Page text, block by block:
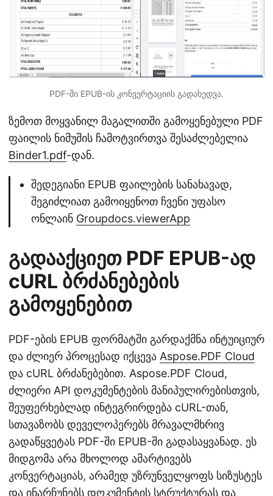
PDF-ში EPUB-ის კონვერტაციის გადახედვა.
ზემოთ მოყვანილ მაგალითში გამოყენებული PDF
ფაილის ნიმუშის ჩამოტვირთვა შესაძლებელია
Binder1.pdf-დან.
შედეგიანი EPUB ფაილების სანახავად,
შეგიძლიათ გამოიყენოთ ჩვენი უფასო
ონლაინ Groupdocs.viewerApp
გადააქციეთ PDF EPUB-ად
cURL ბრძანებების
გამოყენებით
PDF-ების EPUB ფორმატში გარდაქმნა ინტუიციურ
და ძლიერ პროცესად იქცევა Aspose.PDF Cloud
და cURL ბრძანებებით. Aspose.PDF Cloud,
ძლიერი API დოკუმენტების მანიპულირებისთვის,
შეუფერხებლად ინტეგრირდება cURL-თან,
სთავაზობს დეველოპერებს მრავალმხრივ
გადაწყვეტას PDF-ში EPUB-ში გადასაყვანად. ეს
მიდგომა არა მხოლოდ ამარტივებს
კონვერტაციას, არამედ უზრუნველყოფს სიზუსტეს
და ინარჩუნებს დოკუმენტის სტრუქტურას და